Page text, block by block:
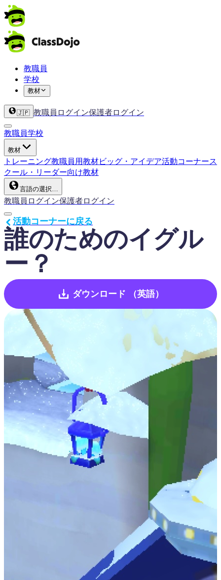
教職員
学校
教材
🇯🇵 教職員ログイン保護者ログイン
教職員学校
教材
トレーニング教職員用教材ビッグ・アイデア活動コーナース
クール・リーダー向け教材
言語の選択…
教職員ログイン保護者ログイン
誰のためのイグル
ー？
活動コーナーに戻る
ダウンロード （英語）